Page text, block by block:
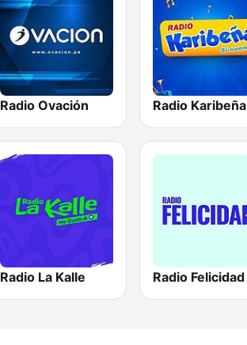
Radio Ovación Radio Karibeña
Radio La Kalle Radio Felicidad